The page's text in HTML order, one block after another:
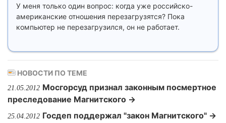
У меня только один вопрос: когда уже российско-
американские отношения перезагрузятся? Пока
компьютер не перезагрузился, он не работает.
НОВОСТИ ПО ТЕМЕ
21.05.2012 Мосгорсуд признал законным посмертное
преследование Магнитского →
25.04.2012 Госдеп поддержал "закон Магнитского" →